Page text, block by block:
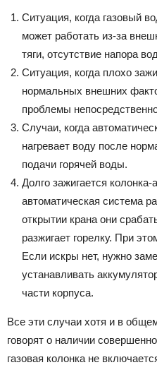
Ситуация, когда газовый
может работать из-за
тяги, отсутствие напора
Ситуация, когда плохо
нормальных внешних
проблемы
Случаи, когда
нагревает воду после
подачи горячей воды.
Долго зажигается
автоматическая система
открытии крана они
разжигает горелку. При
Если искры нет, нужно
устанавливать
части корпуса.
Все эти случаи хотя и в
говорят о наличии
газовая колонка не